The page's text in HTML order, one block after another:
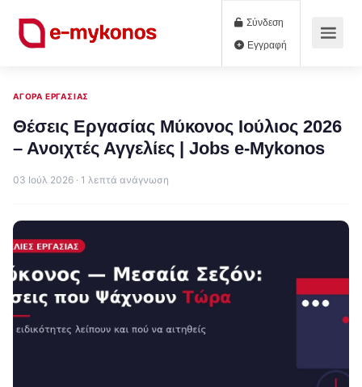
Σύνδεση
ΑΓΟΡΆ ΕΡΓΑΣΊΑΣ
Θέσεις Εργασίας Μύκονος Ιούλιος 2026
– Ανοιχτές Αγγελίες | Jobs e-Mykonos
03 Ιούλ 2026 · 1 λεπτά ανάγνωση